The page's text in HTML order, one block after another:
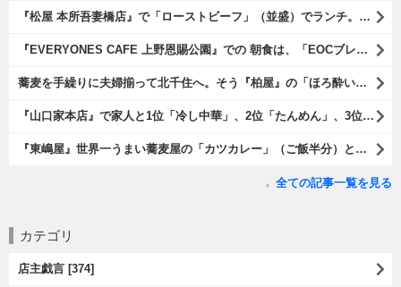
『松屋 本所吾妻橋店』で「ローストビーフ」（並盛）でランチ。「ローストビーフ」は2つのソースが掛かっている。オリジナルソースとレフォールソースだ。 はたしていかなるものなのかと期待しながら待てば、それは確りとうまかったのだよ（笑）。（松屋 本所吾妻橋店：墨田区吾妻橋三）
『EVERYONES CAFE 上野恩賜公園』での 朝食は、「EOCブレックファーストプレート」とセットで「アイスカフェラテ」をもらい、それから家人が「東京たまごを使ったパンケーキ キャラメルナッツ（2枚）」を頼んでみた。どれもがハイカラにうまいのだよ（笑）。（EVERYONES CAFE 上野恩賜公園：上野公園）
蕎麦を手繰りに夫婦揃って北千住へ。そう『柏屋』の「ほろ酔いセット」で一杯やったのだよ。ここは二駅離れた場所だけど、あたしの『街的』のようにくつろげる処だ。勿論、うまかったのだよ（笑）。（きそば 柏屋：足立区千住）
『山口家本店』で家人と1位「冷し中華」、2位「たんめん」、3位「かき氷」の順番通りのオーダーでランチ。なんの変哲もないものがうまいのは、当たり前だのクラッカーなのだと云爾（笑）。（山口家本店：千束通り商店街：浅草五丁目）
『東嶋屋』世界一うまい蕎麦屋の「カツカレー」（ご飯半分）と「おしんこ盛り合わせ」と「ビ―ル」でランチ。もう、ほんとうまいのだから、みんな食べてみてね、と云爾（笑）。（東嶋屋：竜泉一丁目）
全ての記事一覧を見る
カテゴリ
店主戯言 [374]